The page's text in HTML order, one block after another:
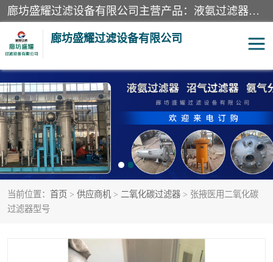
廊坊盛耀过滤设备有限公司主营产品：液氨过滤器、沼气过滤器、氨气分离器、二氧化碳过滤器、过滤器、液氨氨气过滤器、天然气过滤器、管道过滤器、*过滤器、液氨除油除水过滤器、氨气除油除水过滤器、焦炉煤气除焦油过滤器等。
廊坊盛耀过滤设备有限公司
当前位置： 首页 > 供应商机 > 二氧化碳过滤器 > 张掖医用二氧化碳
过滤器型号
二氧化碳过滤器 过滤器
液氨氨气过滤器 沼气过滤器
天然气过滤器 管道过滤器
甲醇过滤器 液氨除油除水过滤器
硝酸尾气分离器 酸雾聚结分离器